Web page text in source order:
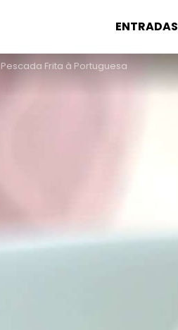
ENTRADAS
Pescada Frita à Portuguesa